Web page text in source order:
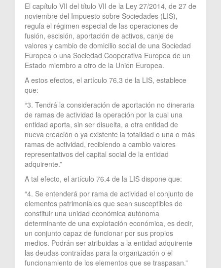
El capítulo VII del título VII de la Ley 27/2014, de 27 de
noviembre del Impuesto sobre Sociedades (LIS),
regula el régimen especial de las operaciones de
fusión, escisión, aportación de activos, canje de
valores y cambio de domicilio social de una Sociedad
Europea o una Sociedad Cooperativa Europea de un
Estado miembro a otro de la Unión Europea.
A estos efectos, el artículo 76.3 de la LIS, establece
que:
“3. Tendrá la consideración de aportación no dineraria
de ramas de actividad la operación por la cual una
entidad aporta, sin ser disuelta, a otra entidad de
nueva creación o ya existente la totalidad o una o más
ramas de actividad, recibiendo a cambio valores
representativos del capital social de la entidad
adquirente.”
A tal efecto, el artículo 76.4 de la LIS dispone que:
“4. Se entenderá por rama de actividad el conjunto de
elementos patrimoniales que sean susceptibles de
constituir una unidad económica autónoma
determinante de una explotación económica, es decir,
un conjunto capaz de funcionar por sus propios
medios. Podrán ser atribuidas a la entidad adquirente
las deudas contraídas para la organización o el
funcionamiento de los elementos que se traspasan.”